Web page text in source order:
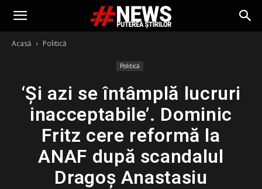
Acasă Politică
Politică
‘Şi azi se întâmplă lucruri
inacceptabile’. Dominic
Fritz cere reformă la
ANAF după scandalul
Dragoș Anastasiu